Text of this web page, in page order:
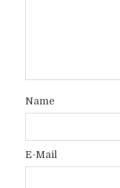
Name
E-Mail